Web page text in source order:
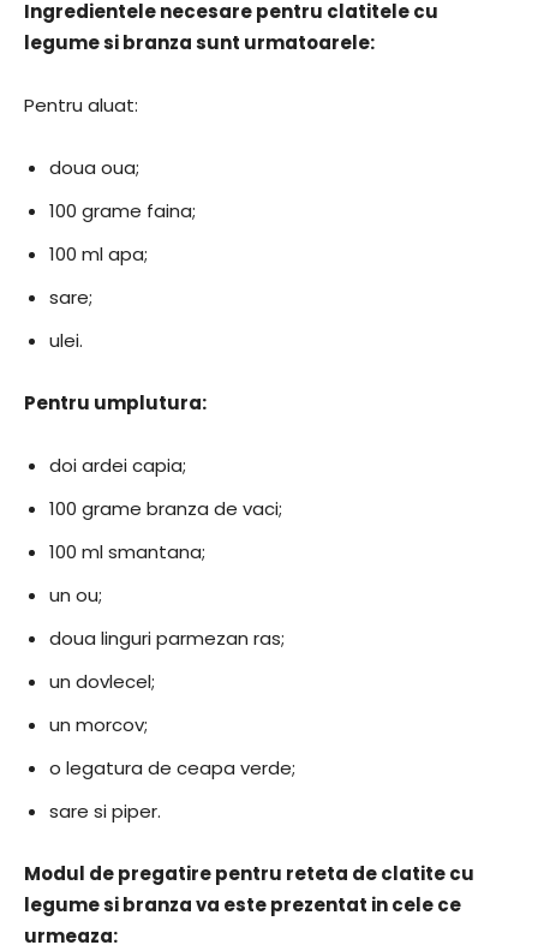
Ingredientele necesare pentru clatitele cu
legume si branza sunt urmatoarele:
Pentru aluat:
doua oua;
100 grame faina;
100 ml apa;
sare;
ulei.
Pentru umplutura:
doi ardei capia;
100 grame branza de vaci;
100 ml smantana;
un ou;
doua linguri parmezan ras;
un dovlecel;
un morcov;
o legatura de ceapa verde;
sare si piper.
Modul de pregatire pentru reteta de clatite cu
legume si branza va este prezentat in cele ce
urmeaza: